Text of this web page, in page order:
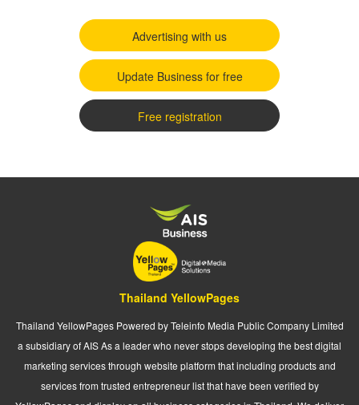
Advertising with us
Update Business for free
Free registration
Thailand YellowPages
Thailand YellowPages Powered by Teleinfo Media Public Company Limited
a subsidiary of AIS As a leader who never stops developing the best digital
marketing services through website platform that including products and
services from trusted entrepreneur list that have been verified by